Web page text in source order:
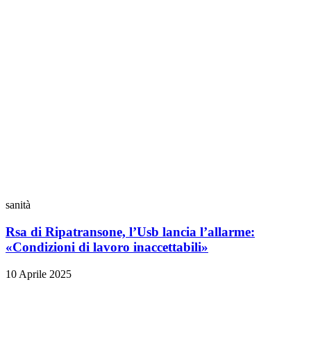
sanità
Rsa di Ripatransone, l’Usb lancia l’allarme:
«Condizioni di lavoro inaccettabili»
10 Aprile 2025